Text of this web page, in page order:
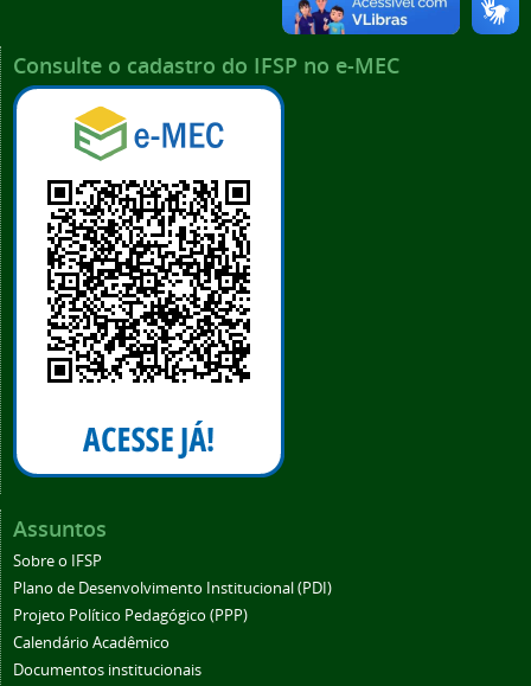
Consulte o cadastro do IFSP no e-MEC
Assuntos
Sobre o IFSP
Plano de Desenvolvimento Institucional (PDI)
Projeto Político Pedagógico (PPP)
Calendário Acadêmico
Documentos institucionais